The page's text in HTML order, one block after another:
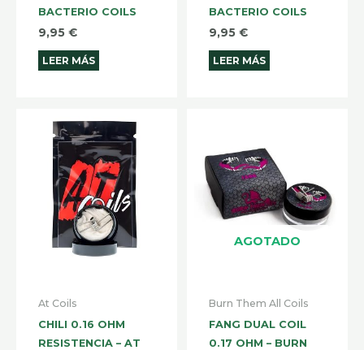
BACTERIO COILS
9,95 €
LEER MÁS
BACTERIO COILS
9,95 €
LEER MÁS
At Coils
CHILI 0.16 OHM
RESISTENCIA – AT
AGOTADO
Burn Them All Coils
FANG DUAL COIL
0.17 OHM – BURN